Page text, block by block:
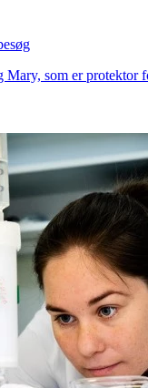
som er protektor